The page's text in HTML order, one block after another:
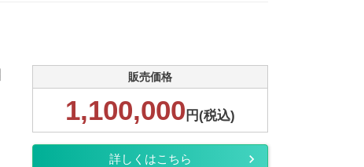
販売価格
1,100,000 円(税込)
詳しくはこちら